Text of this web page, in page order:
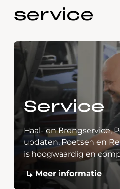
service
Service
Haal- en Brengservice,
updaten, Poetsen en
is hoogwaardig en
Meer informatie